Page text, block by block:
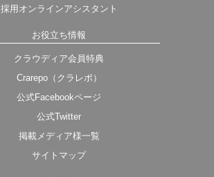
採用オンラインアシスタント
お役立ち情報
クラウディア会員特典
Crarepo（クラレポ）
公式Facebookページ
公式Twitter
掲載メディア様一覧
サイトマップ